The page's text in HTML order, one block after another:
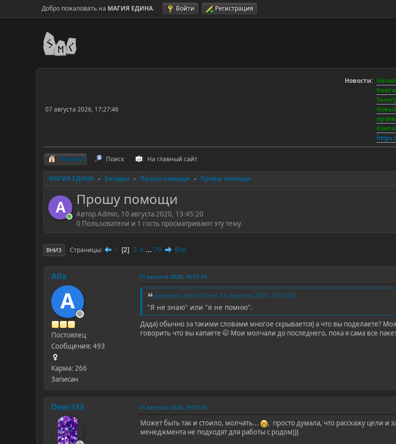
Добро пожаловать на МАГИЯ ЕДИНА. Войти Регистрация
07 августа 2026, 17:27:46
Новости:
Книги
Начало Поиск На главный сайт
МАГИЯ ЕДИНА ► Беседка ► Прошу помощи ► Прошу помощи
A Прошу помощи
Автор Admin, 10 августа 2020, 13:45:20
0 Пользователи и 1 гость просматривают эту тему.
ВНИЗ Страницы 1 2 3 4 ... 79 Все
Alla
A
Постоялец
Сообщения: 493
Карма: 266
Записан
31 августа 2020, 18:51:14
Цитата: Dear333 от 31 августа 2020, 18:41:06
"Я не знаю" или "я не помню".
Дада) обычно за такими словами многое скрывается) а что вы поделаете?
говорить что вы капаете 🤭 Мои молчали до последнего, пока я сама все
Dear333 31 августа 2020, 19:07:25
Может быть так и стоило, молчать...
, просто думала, что расскажу цели
менеджмента не подходят для работы с родом)))